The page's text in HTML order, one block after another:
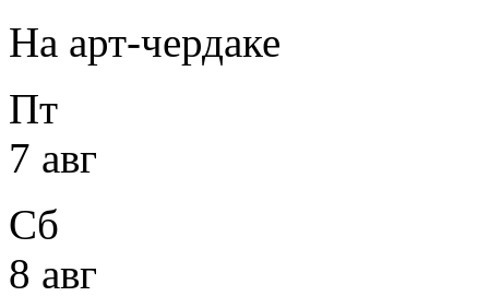
На арт-чердаке
Пт
7 авг
Сб
8 авг